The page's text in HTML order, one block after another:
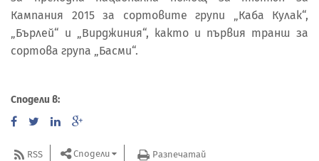
Кампания 2015 за сортовите групи „Каба Кулак“,
„Бърлей“ и „Вирджиния“, както и първия транш за
сортова група „Басми“.
Сподели в:
RSS Сподели Разпечатай